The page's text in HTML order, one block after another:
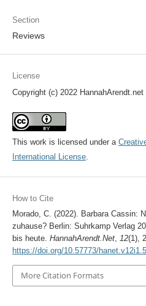
Section
Reviews
License
Copyright (c) 2022 HannahArendt.net
This work is licensed under a
International License.
How to Cite
Morado, C. (2022). Barbara Cassin:
zuhause? Berlin: Suhrkamp Verlag
bis heute. HannahArendt.Net, 12(1),
https://doi.org/10.57773/
More Citation Formats